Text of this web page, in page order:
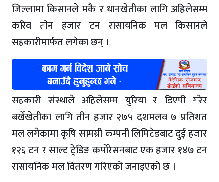
जिल्लामा किसानले मकै र धानखेतीका लागि अहिलेसम्म
करिव तीन हजार टन रासायनिक मल किसानले
सहकारीमार्फत लगेका छन् ।
सहकारी संस्थाले अहिलेसम्म युरिया र डिएपी गरेर
बर्खेखेतीका लागि तीन हजार २७५ दशमलव ७ प्रतिशत
मल लगेकामा कृषि सामग्री कम्पनी लिमिटेडबाट दुई हजार
१२६ टन र साल्ट ट्रेडिङ कर्पोरेसनबाट एक हजार १४७ टन
रासायनिक मल वितरण गरिएको जनाइएको छ ।